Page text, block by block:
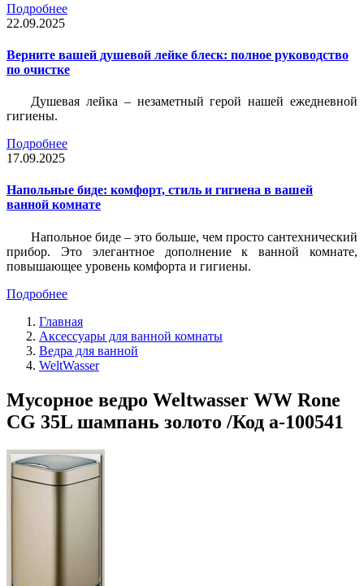
Подробнее
22.09.2025
Верните вашей душевой лейке блеск: полное руководство
по очистке
Душевая лейка – незаметный герой нашей ежедневной
гигиены.
Подробнее
17.09.2025
Напольные биде: комфорт, стиль и гигиена в вашей
ванной комнате
Напольное биде – это больше, чем просто сантехнический
прибор. Это элегантное дополнение к ванной комнате,
повышающее уровень комфорта и гигиены.
Подробнее
Главная
Аксессуары для ванной комнаты
Ведра для ванной
WeltWasser
Мусорное ведро Weltwasser WW Rone
CG 35L шампань золото /Код a-100541